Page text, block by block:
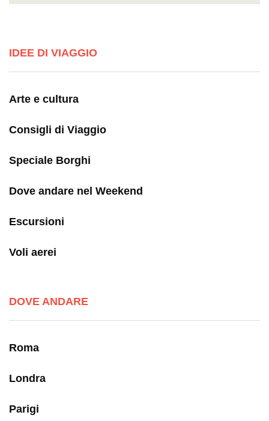
IDEE DI VIAGGIO
Arte e cultura
Consigli di Viaggio
Speciale Borghi
Dove andare nel Weekend
Escursioni
Voli aerei
DOVE ANDARE
Roma
Londra
Parigi